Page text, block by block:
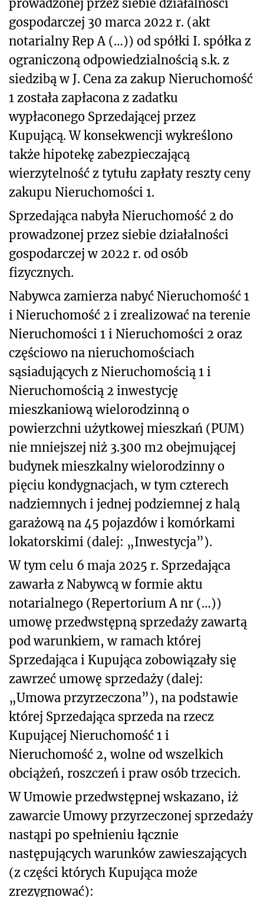
prowadzonej przez siebie działalności
gospodarczej 30 marca 2022 r. (akt
notarialny Rep A (…)) od spółki I. spółka z
ograniczoną odpowiedzialnością s.k. z
siedzibą w J. Cena za zakup Nieruchomość
1 została zapłacona z zadatku
wypłaconego Sprzedającej przez
Kupującą. W konsekwencji wykreślono
także hipotekę zabezpieczającą
wierzytelność z tytułu zapłaty reszty ceny
zakupu Nieruchomości 1.
Sprzedająca nabyła Nieruchomość 2 do
prowadzonej przez siebie działalności
gospodarczej w 2022 r. od osób
fizycznych.
Nabywca zamierza nabyć Nieruchomość 1
i Nieruchomość 2 i zrealizować na terenie
Nieruchomości 1 i Nieruchomości 2 oraz
częściowo na nieruchomościach
sąsiadujących z Nieruchomością 1 i
Nieruchomością 2 inwestycję
mieszkaniową wielorodzinną o
powierzchni użytkowej mieszkań (PUM)
nie mniejszej niż 3.300 m2 obejmującej
budynek mieszkalny wielorodzinny o
pięciu kondygnacjach, w tym czterech
nadziemnych i jednej podziemnej z halą
garażową na 45 pojazdów i komórkami
lokatorskimi (dalej: „Inwestycja”).
W tym celu 6 maja 2025 r. Sprzedająca
zawarła z Nabywcą w formie aktu
notarialnego (Repertorium A nr (…))
umowę przedwstępną sprzedaży zawartą
pod warunkiem, w ramach której
Sprzedająca i Kupująca zobowiązały się
zawrzeć umowę sprzedaży (dalej:
„Umowa przyrzeczona”), na podstawie
której Sprzedająca sprzeda na rzecz
Kupującej Nieruchomość 1 i
Nieruchomość 2, wolne od wszelkich
obciążeń, roszczeń i praw osób trzecich.
W Umowie przedwstępnej wskazano, iż
zawarcie Umowy przyrzeczonej sprzedaży
nastąpi po spełnieniu łącznie
następujących warunków zawieszających
(z części których Kupująca może
zrezygnować):